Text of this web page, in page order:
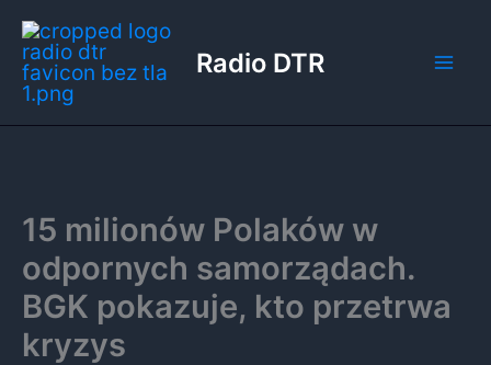
Przejdź
do
treści
Radio DTR
15 milionów Polaków w
odpornych samorządach.
BGK pokazuje, kto przetrwa
kryzys